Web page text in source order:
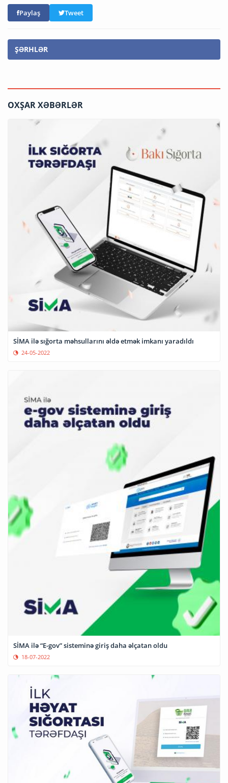
Paylaş Tweet
ŞƏRHLƏR
OXŞAR XƏBƏRLƏR
24-05-2022
SİMA ilə “E-gov” sisteminə giriş daha əlçatan oldu
18-07-2022